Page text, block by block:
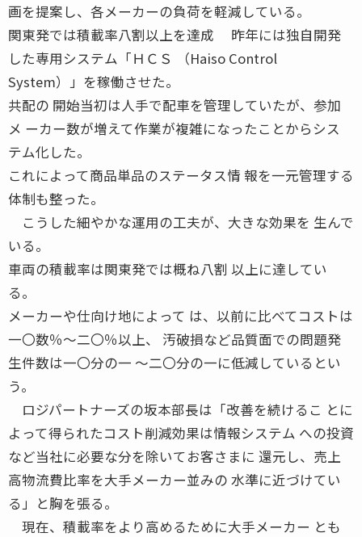
画を提案し、各メーカーの負荷を軽減している。
関東発では積載率八割以上を達成 昨年には独自開発
した専用システム「ＨＣＳ （Haiso Control
System）」を稼働させた。
共配の 開始当初は人手で配車を管理していたが、参加
メ ーカー数が増えて作業が複雑になったことからシス
テム化した。
これによって商品単品のステータス情 報を一元管理する
体制も整った。
こうした細やかな運用の工夫が、大きな効果を 生んで
いる。
車両の積載率は関東発では概ね八割 以上に達してい
る。
メーカーや仕向け地によって は、以前に比べてコストは
一〇数％〜二〇％以上、 汚破損など品質面での問題発
生件数は一〇分の一 〜二〇分の一に低減しているとい
う。
ロジパートナーズの坂本部長は「改善を続けるこ とに
よって得られたコスト削減効果は情報システム への投資
など当社に必要な分を除いてお客さまに 還元し、売上
高物流費比率を大手メーカー並みの 水準に近づけてい
る」と胸を張る。
現在、積載率をより高めるために大手メーカー とも